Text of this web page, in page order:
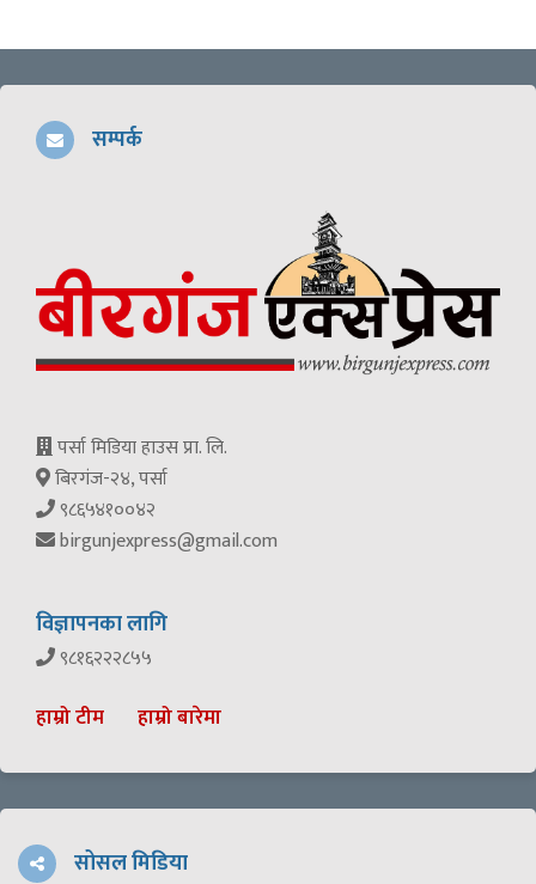
सम्पर्क
पर्सा मिडिया हाउस प्रा. लि.
बिरगंज-२४, पर्सा
९८६५४१००४२
birgunjexpress@gmail.com
विज्ञापनका लागि
९८१६२२२८५५
हाम्रो टीम हाम्रो बारेमा
सोसल मिडिया